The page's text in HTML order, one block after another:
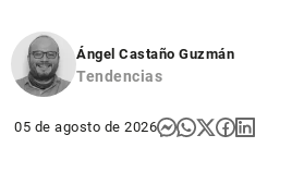
Ángel Castaño Guzmán
Tendencias
05 de agosto de 2026